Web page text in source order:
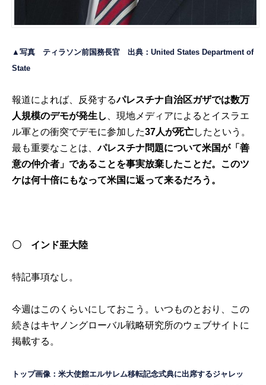
▲写真 ティラソン前国務長官 出典：United States Department of
State
報道によれば、反発するパレスチナ自治区ガザでは数万
人規模のデモが発生し
、現地メディアによるとイスラエ
ル軍との衝突でデモに参加した37人が死亡したという。
最も重要なことは、パレスチナ問題について米国が「善
意の仲介者」であることを事実放棄したことだ。このツ
ケは何十倍にもなって米国に返って来るだろう。
〇 インド亜大陸
特記事項なし。
今週はこのくらいにしておこう。いつものとおり、この
続きはキヤノングローバル戦略研究所のウェブサイト に
掲載する。
トップ画像：米大使館エルサレム移転記念式典に出席するジャレッ